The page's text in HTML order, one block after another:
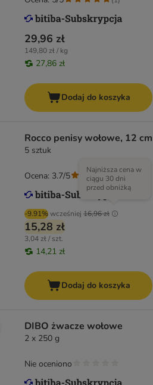
29,96 zł
149,80 zł / kg
27,86 zł
Dodaj do koszyka
Rocco penisy wołowe, 12 cm
5 sztuk
-9.91%wcześniej 16,96 zł
Najniższa cena w
ciągu 30 dni
przed obniżką
15,28 zł
3,04 zł / szt.
14,21 zł
Ocena: 3.7/5 (81
Dodaj do koszyka
DIBO żwacze wołowe
2 x 250 g
Nie oceniono